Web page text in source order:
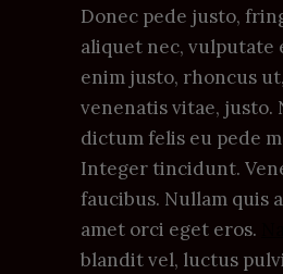
Donec pede justo,
aliquet nec, vulputate
enim justo, rhoncus
venenatis vitae, justo.
dictum felis eu pede
Integer tincidunt.
faucibus. Nullam quis
amet orci eget eros.
blandit vel, luctus